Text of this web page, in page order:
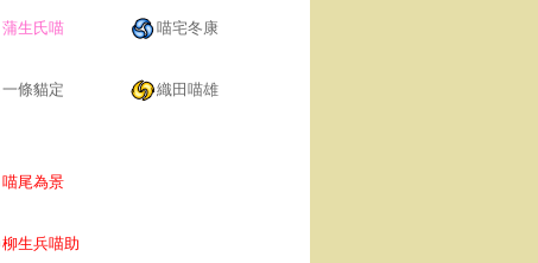
蒲生氏喵
喵宅冬康
一條貓定
織田喵雄
喵尾為景
柳生兵喵助